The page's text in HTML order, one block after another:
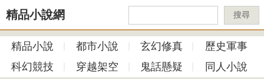
精品小說網 搜尋
精品小說 都市小說 玄幻修真
歷史軍事
科幻競技
穿越架空 鬼話懸疑 同人小說